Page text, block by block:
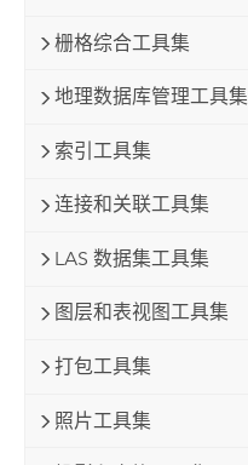
栅格综合工具集
地理数据库管理工具集
索引工具集
连接和关联工具集
LAS 数据集工具集
图层和表视图工具集
打包工具集
照片工具集